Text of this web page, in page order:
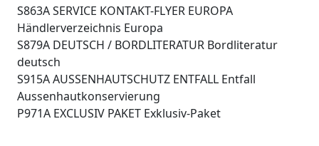
S863A SERVICE KONTAKT-FLYER EUROPA
Händlerverzeichnis Europa
S879A DEUTSCH / BORDLITERATUR Bordliteratur
deutsch
S915A AUSSENHAUTSCHUTZ ENTFALL Entfall
Aussenhautkonservierung
P971A EXCLUSIV PAKET Exklusiv-Paket